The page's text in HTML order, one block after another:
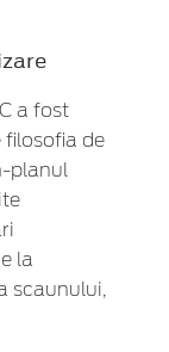
a fost
filosofia de
planul
la
scaunului,